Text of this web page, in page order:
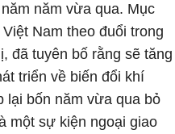
năm vừa qua. Mục
Nam theo đuổi trong
đã tuyên bố rằng sẽ tăng
triển về biến đổi khí
lại bốn năm vừa qua bỏ
một sự kiện ngoại giao